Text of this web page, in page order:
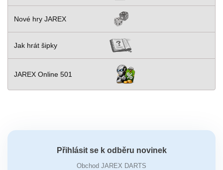
Nové hry JAREX
Jak hrát šipky
JAREX Online 501
Přihlásit se k odběru novinek
Obchod JAREX DARTS